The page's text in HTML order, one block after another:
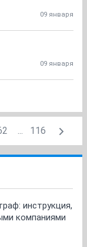
09 января
09 января
... 116
инструкция,
компаниями